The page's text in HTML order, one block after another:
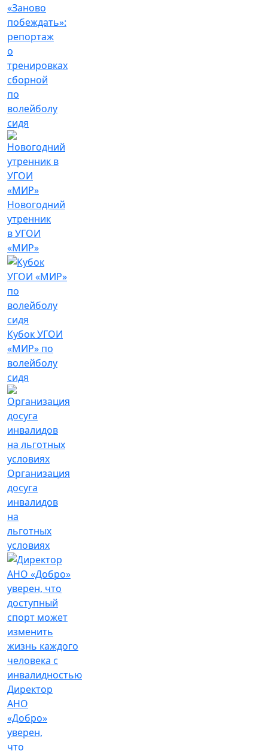
«Заново
побеждать»:
репортаж
о
тренировках
сборной
по
волейболу
сидя
Новогодний
утренник
в УГОИ
«МИР»
Кубок УГОИ
«МИР» по
волейболу
сидя
Организация
досуга
инвалидов
на
льготных
условиях
Директор
АНО
«Добро»
уверен,
что